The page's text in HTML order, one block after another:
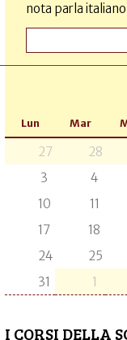
nota parla
Lun Mar
27 28
3
4
10
11
17
18
24
25
31
1
I CORSI DELLA